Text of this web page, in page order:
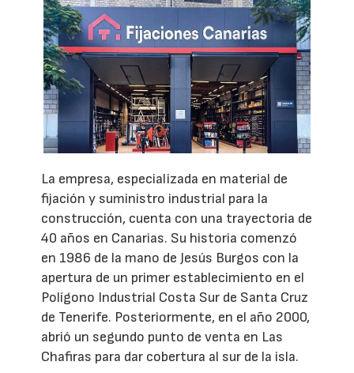
La empresa, especializada en material de
fijación y suministro industrial para la
construcción, cuenta con una trayectoria de
40 años en Canarias. Su historia comenzó
en 1986 de la mano de Jesús Burgos con la
apertura de un primer establecimiento en el
Polígono Industrial Costa Sur de Santa Cruz
de Tenerife. Posteriormente, en el año 2000,
abrió un segundo punto de venta en Las
Chafiras para dar cobertura al sur de la isla.